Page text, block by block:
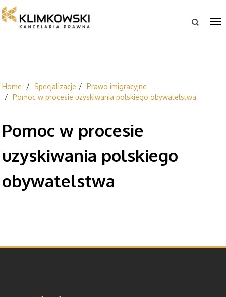

Home Specjalizacje
Prawo imigracyjne
Pomoc w procesie uzyskiwania polskiego obywatelstwa
Pomoc w procesie
uzyskiwania polskiego
obywatelstwa